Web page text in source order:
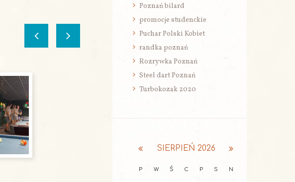
Poznań bilard
promocje studenckie
Puchar Polski Kobiet
randka poznań
Rozrywka Poznań
Steel dart Poznań
Turbokozak 2020
SIERPIEŃ 2026
P W Ś C P S N